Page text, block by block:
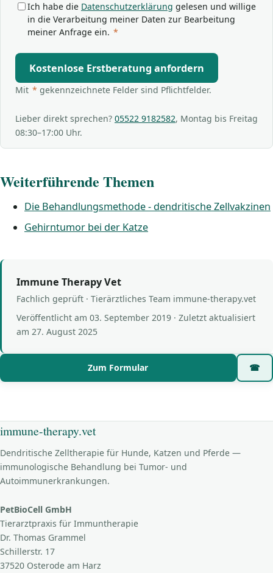
Ich habe die Datenschutzerklärung gelesen und willige
in die Verarbeitung meiner Daten zur Bearbeitung
meiner Anfrage ein. *
Kostenlose Erstberatung anfordern
Mit * gekennzeichnete Felder sind Pflichtfelder.
Lieber direkt sprechen? 05522 9182582, Montag bis Freitag
08:30–17:00 Uhr.
Weiterführende Themen
Die Behandlungsmethode - dendritische Zellvakzinen
Gehirntumor bei der Katze
Immune Therapy Vet
Fachlich geprüft · Tierärztliches Team immune-therapy.vet
Veröffentlicht am 03. September 2019 · Zuletzt aktualisiert
am 27. August 2025
Zum Formular ☎
immune-therapy.vet
Dendritische Zelltherapie für Hunde, Katzen und Pferde —
immunologische Behandlung bei Tumor- und
Autoimmunerkrankungen.
PetBioCell GmbH
Tierarztpraxis für Immuntherapie
Dr. Thomas Grammel
Schillerstr. 17
37520 Osterode am Harz